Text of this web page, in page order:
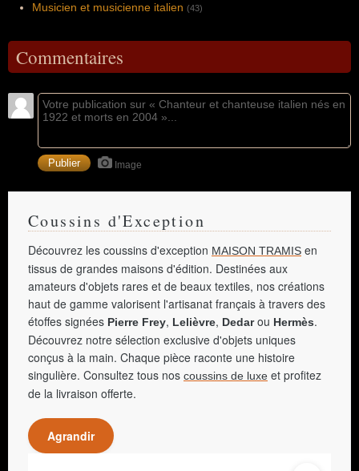
Musicien et musicienne italien (43)
Commentaires
Image
Coussins d'Exception
Découvrez les coussins d'exception MAISON TRAMIS en
tissus de grandes maisons d'édition. Destinées aux
amateurs d'objets rares et de beaux textiles, nos créations
haut de gamme valorisent l'artisanat français à travers des
étoffes signées Pierre Frey, Lelièvre, Dedarou Hermès.
Découvrez notre sélection exclusive d'objets uniques
conçus à la main. Chaque pièce raconte une histoire
singulière. Consultez tous nos coussins de luxe et profitez
de la livraison offerte.
Agrandir